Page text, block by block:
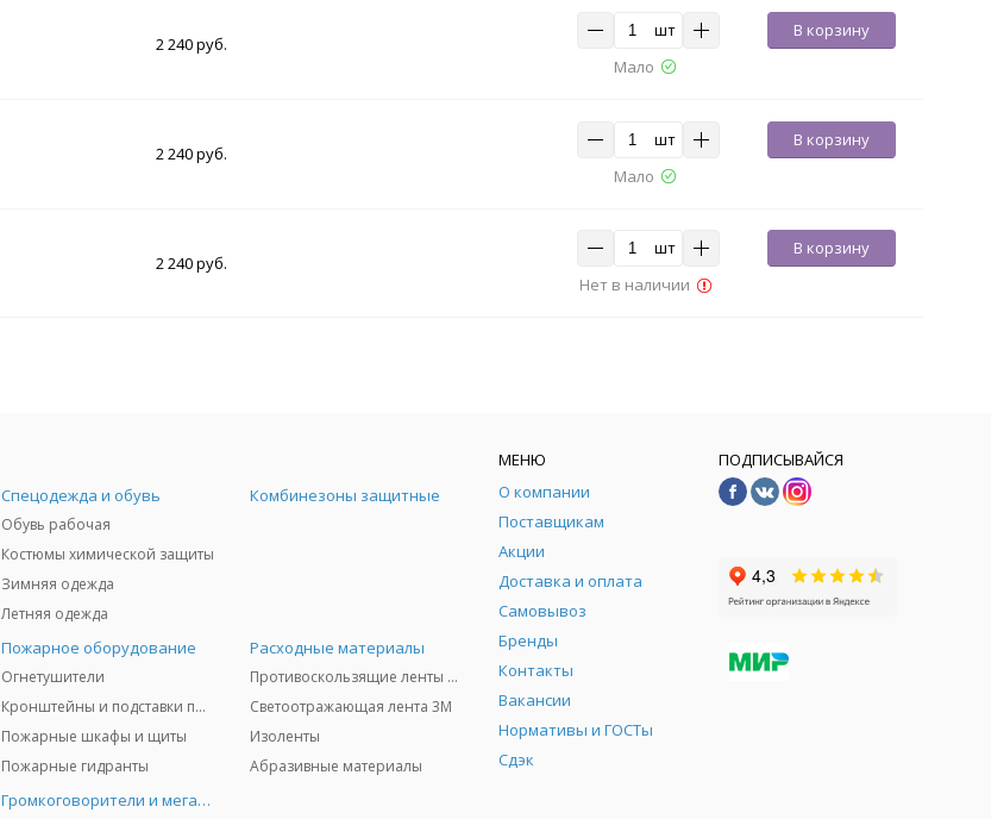
2 240 руб.
шт
В корзину
Мало
2 240 руб.
шт
В корзину
Мало
2 240 руб.
шт
В корзину
Нет в наличии
Спецодежда и обувь
Обувь рабочая
Костюмы химической защиты
Зимняя одежда
Летняя одежда
Комбинезоны защитные
Пожарное оборудование
Огнетушители
Кронштейны и подставки под огнетушители
Пожарные шкафы и щиты
Пожарные гидранты
Расходные материалы
Противоскользящие ленты 3М
Светоотражающая лента 3M
Изоленты
Абразивные материалы
Громкоговорители и мегафоны
МЕНЮ
О компании
Поставщикам
Акции
Доставка и оплата
Самовывоз
Бренды
Контакты
Вакансии
Нормативы и ГОСТы
Сдэк
ПОДПИСЫВАЙСЯ